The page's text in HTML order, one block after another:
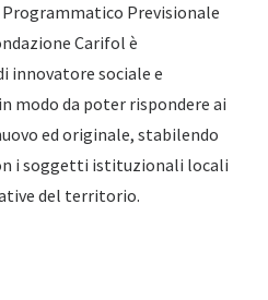
Previsionale
Carifol è
innovatore sociale e
modo da poter rispondere ai
ed originale, stabilendo
i soggetti istituzionali locali
del territorio.